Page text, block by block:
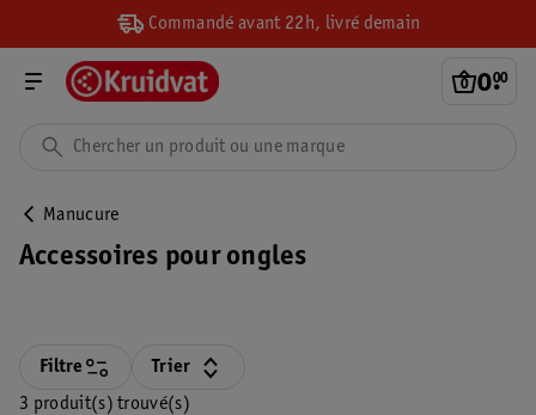
Commandé avant 22h, livré demain
0.
00
Manucure
Accessoires pour ongles
3 produit(s) trouvé(s)
Filtre Trier